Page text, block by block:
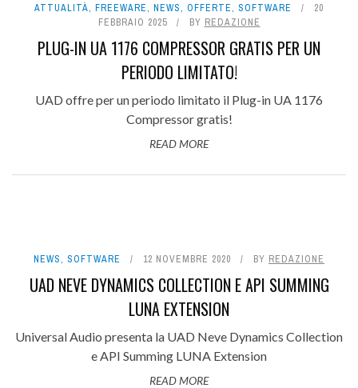
ATTUALITÀ, FREEWARE, NEWS, OFFERTE, SOFTWARE
20
FEBBRAIO 2025
BY REDAZIONE
PLUG-IN UA 1176 COMPRESSOR GRATIS PER UN
PERIODO LIMITATO!
UAD offre per un periodo limitato il Plug-in UA 1176
Compressor gratis!
READ MORE
NEWS, SOFTWARE 12 NOVEMBRE 2020 BY REDAZIONE
UAD NEVE DYNAMICS COLLECTION E API SUMMING
LUNA EXTENSION
Universal Audio presenta la UAD Neve Dynamics Collection
e API Summing LUNA Extension
READ MORE